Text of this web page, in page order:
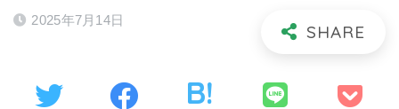
2025年7月14日